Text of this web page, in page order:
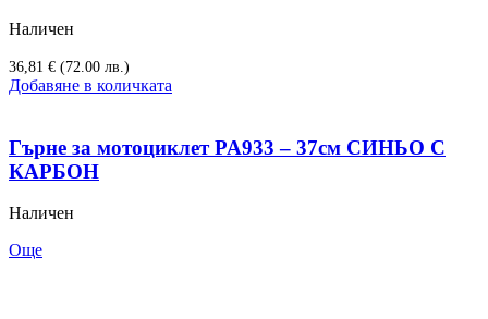
Наличен
36,81 € (72.00 лв.)
Добавяне в количката
Гърне за мотоциклет PA933 – 37см СИНЬО С
КАРБОН
Наличен
Още